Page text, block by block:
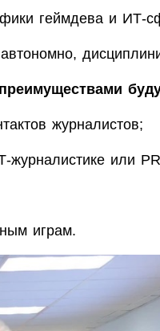
геймдева и ИТ-
журналистов;
журналистике или
играм.